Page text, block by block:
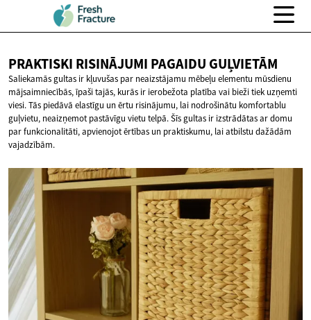
PRAKTISKI RISINĀJUMI PAGAIDU GUĻVIETĀM
Saliekamās gultas ir kļuvušas par neaizstājamu mēbeļu elementu mūsdienu
mājsaimniecībās, īpaši tajās, kurās ir ierobežota platība vai bieži tiek uzņemti
viesi. Tās piedāvā elastīgu un ērtu risinājumu, lai nodrošinātu komfortablu
guļvietu, neaizņemot pastāvīgu vietu telpā. Šīs gultas ir izstrādātas ar domu
par funkcionalitāti, apvienojot ērtības un praktiskumu, lai atbilstu dažādām
vajadzībām.